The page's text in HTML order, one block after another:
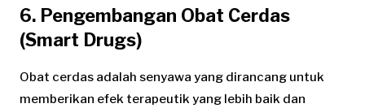
6. Pengembangan Obat Cerdas
(Smart Drugs)
Obat cerdas adalah senyawa yang dirancang untuk
memberikan efek terapeutik yang lebih baik dan